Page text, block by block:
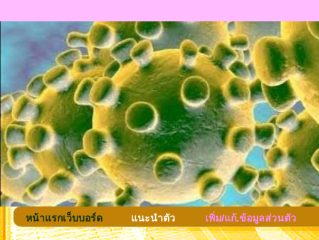
หน้าแรกเว็บบอร์ด แนะนำตัว เพิ่ม/แก้.ข้อมูลส่วนตัว